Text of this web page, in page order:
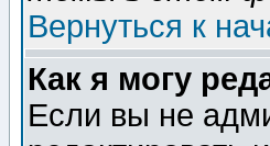
Вернуться к
Как я могу
Если вы не